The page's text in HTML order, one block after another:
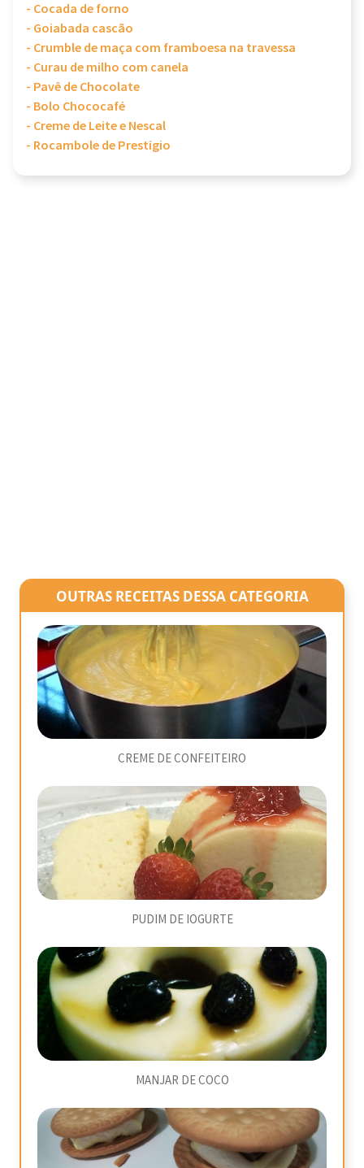
- Cocada de forno
- Goiabada cascão
- Crumble de maça com framboesa na travessa
- Curau de milho com canela
- Pavê de Chocolate
- Bolo Chococafé
- Creme de Leite e Nescal
- Rocambole de Prestígio
OUTRAS RECEITAS DESSA CATEGORIA
CREME DE CONFEITEIRO
PUDIM DE IOGURTE
MANJAR DE COCO